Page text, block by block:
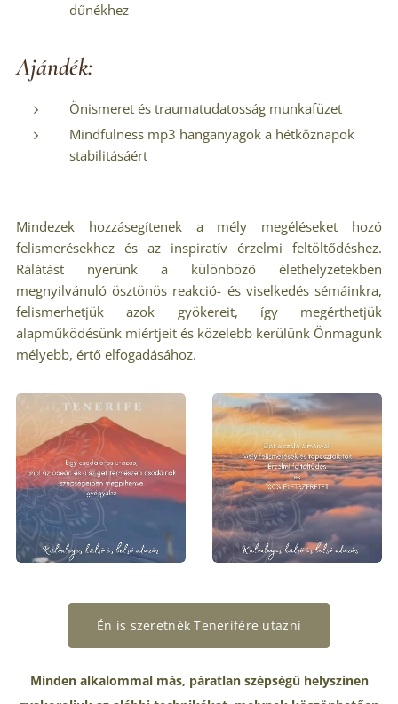
dűnékhez
Ajándék:
Önismeret és traumatudatosság munkafüzet
Mindfulness mp3 hanganyagok a hétköznapok
stabilitásáért
Mindezek hozzásegítenek a mély megéléseket hozó
felismerésekhez és az inspiratív érzelmi feltöltődéshez.
Rálátást nyerünk a különböző élethelyzetekben
megnyilvánuló ösztönös reakció- és viselkedés sémáinkra,
felismerhetjük azok gyökereit, így megérthetjük
alapműködésünk miértjeit és közelebb kerülünk Önmagunk
mélyebb, értő elfogadásához.
Én is szeretnék Tenerifére utazni
Minden alkalommal más, páratlan szépségű helyszínen